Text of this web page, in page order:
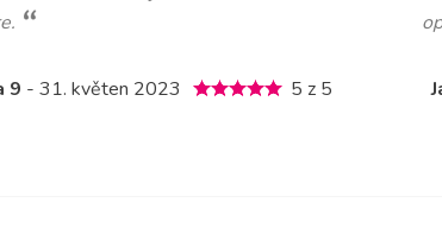
5 z 5
9 - 31. květen 2023